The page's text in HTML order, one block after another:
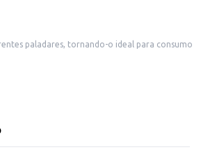
para seus clientes. Sua